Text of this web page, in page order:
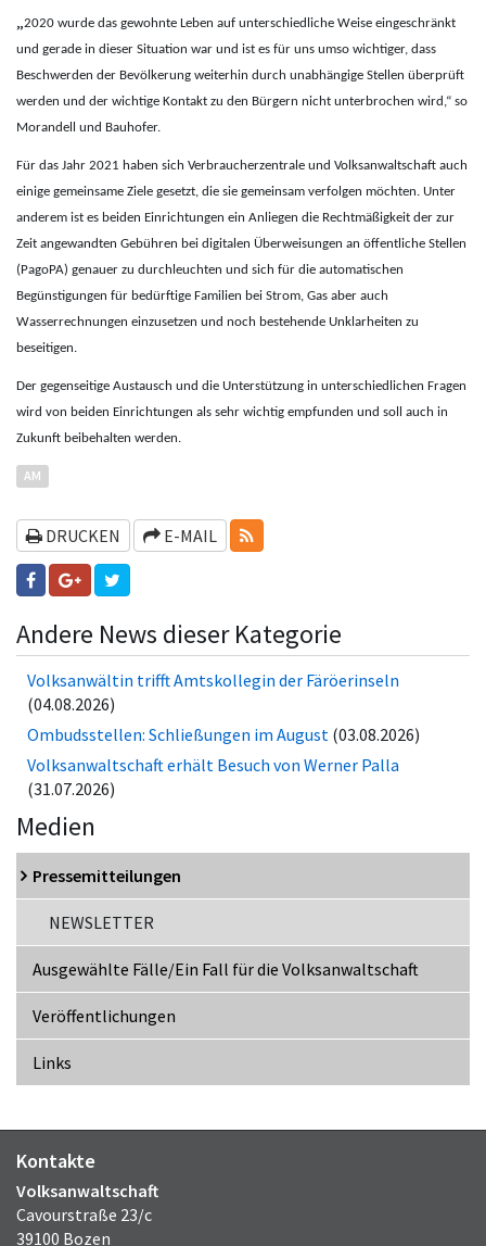
„2020 wurde das gewohnte Leben auf unterschiedliche Weise eingeschränkt
und gerade in dieser Situation war und ist es für uns umso wichtiger, dass
Beschwerden der Bevölkerung weiterhin durch unabhängige Stellen überprüft
werden und der wichtige Kontakt zu den Bürgern nicht unterbrochen wird,“ so
Morandell und Bauhofer.
Für das Jahr 2021 haben sich Verbraucherzentrale und Volksanwaltschaft auch
einige gemeinsame Ziele gesetzt, die sie gemeinsam verfolgen möchten. Unter
anderem ist es beiden Einrichtungen ein Anliegen die Rechtmäßigkeit der zur
Zeit angewandten Gebühren bei digitalen Überweisungen an öffentliche Stellen
(PagoPA) genauer zu durchleuchten und sich für die automatischen
Begünstigungen für bedürftige Familien bei Strom, Gas aber auch
Wasserrechnungen einzusetzen und noch bestehende Unklarheiten zu
beseitigen.
Der gegenseitige Austausch und die Unterstützung in unterschiedlichen Fragen
wird von beiden Einrichtungen als sehr wichtig empfunden und soll auch in
Zukunft beibehalten werden.
AM
DRUCKEN E-MAIL RSS-FEEDS
Andere News dieser Kategorie
Volksanwältin trifft Amtskollegin der Fä­rö­er­in­seln
(04.08.2026)
Ombudsstellen: Schließungen im August (03.08.2026)
Volksanwaltschaft erhält Besuch von Werner Palla
(31.07.2026)
Medien
Pressemitteilungen
NEWSLETTER
Ausgewählte Fälle/Ein Fall für die Volksanwaltschaft
Veröffentlichungen
Links
Kontakte
Volksanwaltschaft
Cavourstraße 23/c
39100 Bozen